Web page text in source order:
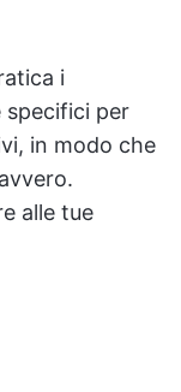
i
specifici per
in modo che
alle tue